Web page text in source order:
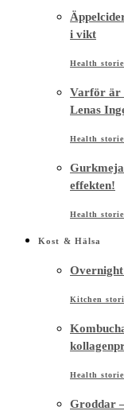
i vikt
Health
Varför är
Lenas
Health
effekten!
Health
Kost & Hälsa
Overnight
Kitchen
Health
Groddar